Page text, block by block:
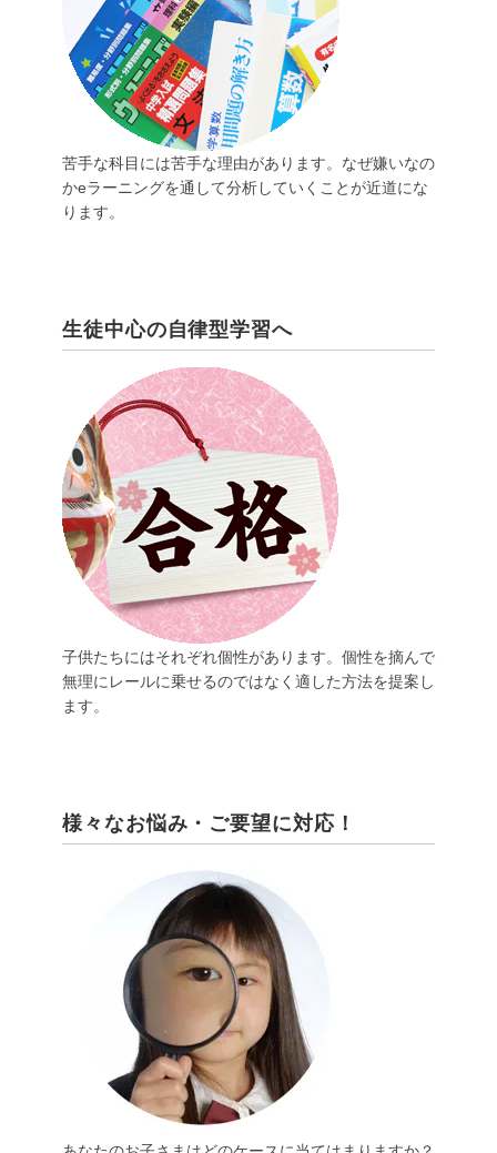
苦手な科目には苦手な理由があります。なぜ嫌いなの
かeラーニングを通して分析していくことが近道にな
ります。
生徒中心の自律型学習へ
子供たちにはそれぞれ個性があります。個性を摘んで
無理にレールに乗せるのではなく適した方法を提案し
ます。
様々なお悩み・ご要望に対応！